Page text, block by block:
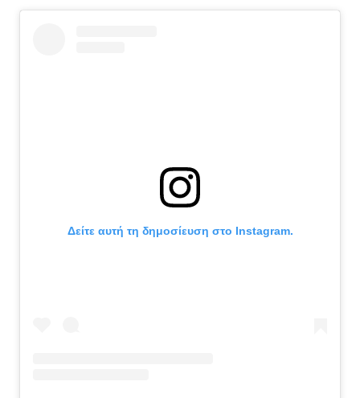
Δείτε αυτή τη δημοσίευση στο Instagram.